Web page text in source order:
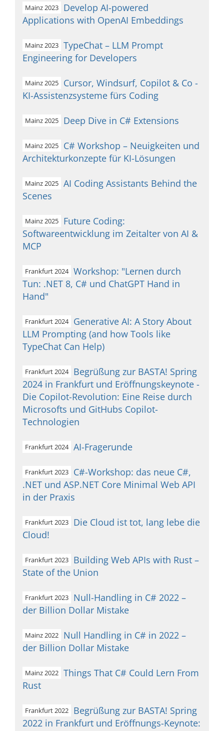
Mainz 2023
Develop AI-powered
Applications with OpenAI Embeddings
Mainz 2023 TypeChat – LLM Prompt
Engineering for Developers
Mainz 2025
Cursor, Windsurf, Copilot & Co -
KI-Assistenzsysteme fürs Coding
Mainz 2025 Deep Dive in C# Extensions
Mainz 2025
C# Workshop – Neuigkeiten und
Architekturkonzepte für KI-Lösungen
Mainz 2025 AI Coding Assistants Behind the
Scenes
Mainz 2025
Future Coding:
Softwareentwicklung im Zeitalter von AI &
MCP
Frankfurt 2024 Workshop: "Lernen durch
Tun: .NET 8, C# und ChatGPT Hand in
Hand"
Frankfurt 2024
Generative AI: A Story About
LLM Prompting (and how Tools like
TypeChat Can Help)
Frankfurt 2024
Begrüßung zur BASTA! Spring
2024 in Frankfurt und Eröffnungskeynote -
Die Copilot-Revolution: Eine Reise durch
Microsofts und GitHubs Copilot-
Technologien
Frankfurt 2024 AI-Fragerunde
Frankfurt 2023
C#-Workshop: das neue C#,
.NET und ASP.NET Core Minimal Web API
in der Praxis
Frankfurt 2023
Die Cloud ist tot, lang lebe die
Cloud!
Frankfurt 2023
Building Web APIs with Rust –
State of the Union
Frankfurt 2023
Null-Handling in C# 2022 –
der Billion Dollar Mistake
Mainz 2022
Null Handling in C# in 2022 –
der Billion Dollar Mistake
Mainz 2022 Things That C# Could Lern From
Rust
Frankfurt 2022
Begrüßung zur BASTA! Spring
2022 in Frankfurt und Eröffnungs-Keynote: